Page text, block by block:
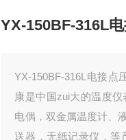
YX-150BF-316L
YX-150BF-316L电接点
康是中国zui大的温度
电偶，双金属温度计、
送器，无纸记录仪，等